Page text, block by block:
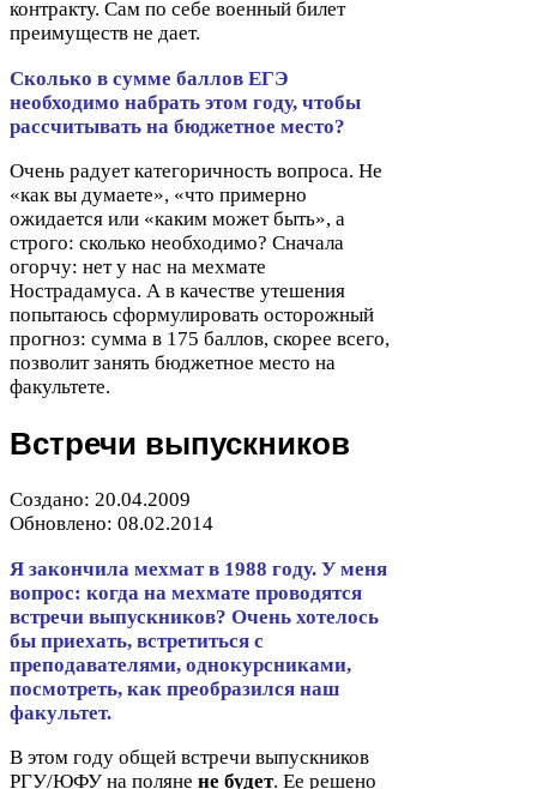
контракту. Сам по себе военный билет
преимуществ не дает.
Сколько в сумме баллов ЕГЭ
необходимо набрать этом году, чтобы
рассчитывать на бюджетное место?
Очень радует категоричность вопроса. Не
«как вы думаете», «что примерно
ожидается или «каким может быть», а
строго: сколько необходимо? Сначала
огорчу: нет у нас на мехмате
Нострадамуса. А в качестве утешения
попытаюсь сформулировать осторожный
прогноз: сумма в 175 баллов, скорее всего,
позволит занять бюджетное место на
факультете.
Встречи выпускников
Создано: 20.04.2009
Обновлено: 08.02.2014
Я закончила мехмат в 1988 году. У меня
вопрос: когда на мехмате проводятся
встречи выпускников? Очень хотелось
бы приехать, встретиться с
преподавателями, однокурсниками,
посмотреть, как преобразился наш
факультет.
В этом году общей встречи выпускников
РГУ/​ЮФУ на поляне не будет. Ее решено